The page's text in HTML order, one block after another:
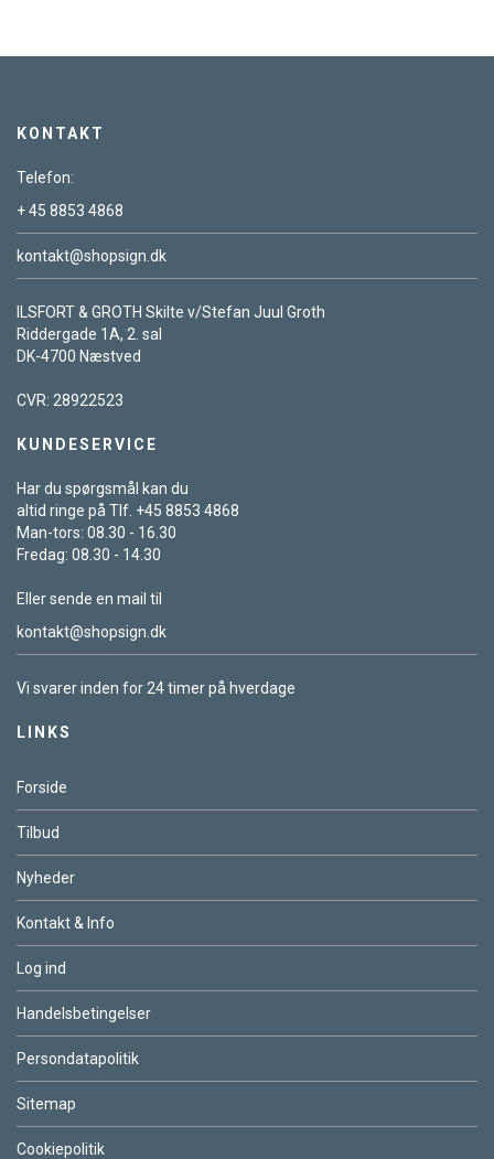
KONTAKT
Telefon:
+ 45 8853 4868
kontakt@shopsign.dk
ILSFORT & GROTH Skilte v/Stefan Juul Groth
Riddergade 1A, 2. sal
DK-4700 Næstved
CVR: 28922523
KUNDESERVICE
Har du spørgsmål kan du
altid ringe på Tlf. +45 8853 4868
Man-tors: 08.30 - 16.30
Fredag: 08.30 - 14.30
Eller sende en mail til
kontakt@shopsign.dk
Vi svarer inden for 24 timer på hverdage
LINKS
Forside
Tilbud
Nyheder
Kontakt & Info
Log ind
Handelsbetingelser
Persondatapolitik
Sitemap
Cookiepolitik